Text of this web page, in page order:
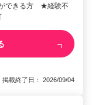
ができる方 ★経験不
載終了日： 2026/09/04